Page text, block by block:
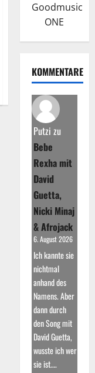
Goodmusic
ONE
KOMMENTARE
Putzi zu
Bebe
Rexha mit
David
Guetta,
Nicki Minaj
& Afrojack
6. August 2026
Ich kannte sie
nichtmal
anhand des
Namens. Aber
dann durch
den Song mit
David Guetta,
wusste ich wer
sie ist.…